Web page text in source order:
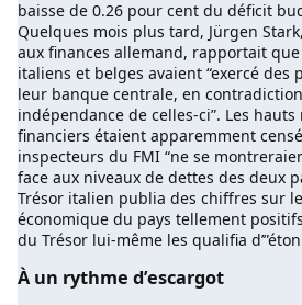
baisse de 0.26 pour cent du déficit
Quelques mois plus tard, Jürgen
aux finances allemand, rapportait
italiens et belges avaient “exercé des
leur banque centrale, en
indépendance de celles-ci”. Les
financiers étaient apparemment
inspecteurs du FMI “ne se
face aux niveaux de dettes des deux
Trésor italien publia des chiffres sur
économique du pays tellement
du Trésor lui-même les qualifia
À un rythme d’escargot